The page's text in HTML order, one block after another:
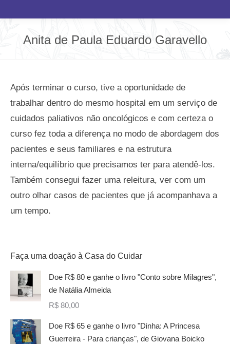
Anita de Paula Eduardo Garavello
Após terminar o curso, tive a oportunidade de
trabalhar dentro do mesmo hospital em um serviço de
cuidados paliativos não oncológicos e com certeza o
curso fez toda a diferença no modo de abordagem dos
pacientes e seus familiares e na estrutura
interna/equilíbrio que precisamos ter para atendê-los.
Também consegui fazer uma releitura, ver com um
outro olhar casos de pacientes que já acompanhava a
um tempo.
Faça uma doação à Casa do Cuidar
Doe R$ 80 e ganhe o livro "Conto sobre Milagres",
de Natália Almeida
R$ 80,00
Doe R$ 65 e ganhe o livro "Dinha: A Princesa
Guerreira - Para crianças", de Giovana Boicko